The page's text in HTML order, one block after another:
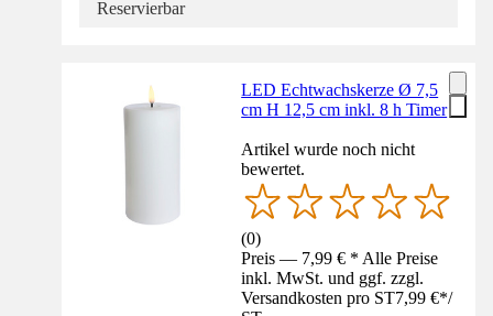
Reservierbar
LED Echtwachskerze Ø 7,5
cm H 12,5 cm inkl. 8 h Timer
Artikel wurde noch nicht
bewertet.
(0)
Preis — 7,99 € * Alle Preise
inkl. MwSt. und ggf. zzgl.
Versandkosten pro ST7,99 €*/